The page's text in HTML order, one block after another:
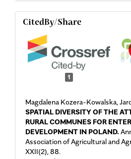
CitedBy/Share
1
Magdalena Kozera-Kowalska,
SPATIAL DIVERSITY OF THE
RURAL COMMUNES FOR
DEVELOPMENT IN POLAND.
Association of Agricultural and
XXII(2),88.